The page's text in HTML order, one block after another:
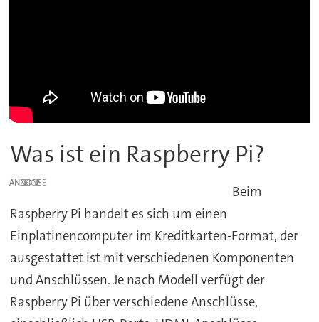
Was ist ein Raspberry Pi?
ANZEIGE
Beim
Raspberry Pi handelt es sich um einen
Einplatinencomputer im Kreditkarten-Format, der
ausgestattet ist mit verschiedenen Komponenten
und Anschlüssen. Je nach Modell verfügt der
Raspberry Pi über verschiedene Anschlüsse,